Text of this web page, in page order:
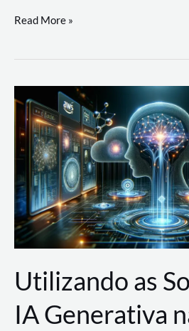
Desenvolvimento
um
com
AWS
Read More »
Utilizando as
IA Generativa